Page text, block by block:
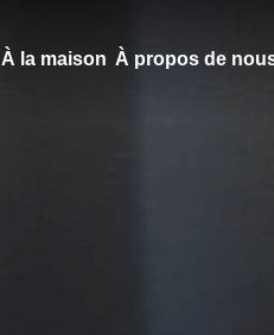
À la maison À propos de